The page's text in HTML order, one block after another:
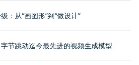
：从“画图形”到“做设计”
节跳动迄今最先进的视频生成模型